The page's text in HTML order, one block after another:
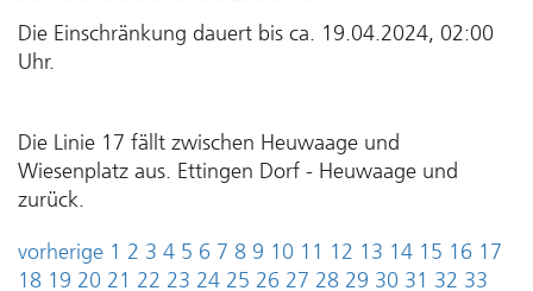
Die Einschränkung dauert bis ca. 19.04.2024, 02:00
Uhr.
Die Linie 17 fällt zwischen Heuwaage und
Wiesenplatz aus. Ettingen Dorf - Heuwaage und
zurück.
vorherige 1 2 3 4 5 6 7 8 9 10 11 12 13 14 15 16 17
18 19 20 21 22 23 24 25 26 27 28 29 30 31 32 33